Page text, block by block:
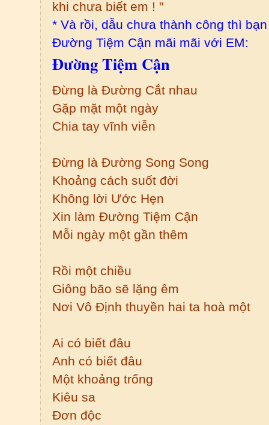
khi chưa biết em ! "
* Và rồi, dẫu chưa thành công thì
Đường Tiệm Cận mãi mãi với EM:
Đường Tiệm Cận
Đừng là Đường Cắt nhau
Gặp mặt một ngày
Chia tay vĩnh viễn
Đừng là Đường Song Song
Khoảng cách suốt đời
Không lời Ước Hẹn
Xin làm Đường Tiệm Cận
Mỗi ngày một gần thêm
Rồi một chiều
Giông bão sẽ lặng êm
Nơi Vô Định thuyền hai ta hoà một
Ai có biết đâu
Anh có biết đâu
Một khoảng trống
Kiêu sa
Đơn độc